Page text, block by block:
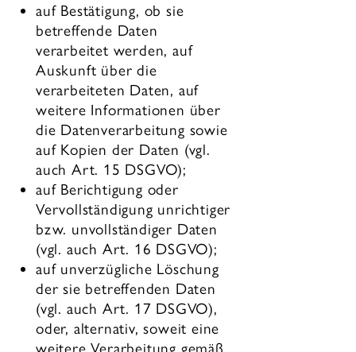
auf Bestätigung, ob sie
betreffende Daten
verarbeitet werden, auf
Auskunft über die
verarbeiteten Daten, auf
weitere Informationen über
die Datenverarbeitung sowie
auf Kopien der Daten (vgl.
auch Art. 15 DSGVO);
auf Berichtigung oder
Vervollständigung unrichtiger
bzw. unvollständiger Daten
(vgl. auch Art. 16 DSGVO);
auf unverzügliche Löschung
der sie betreffenden Daten
(vgl. auch Art. 17 DSGVO),
oder, alternativ, soweit eine